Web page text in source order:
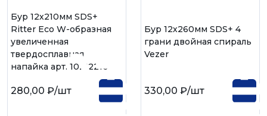
Бур 12х210мм SDS+
Ritter Eco W-образная
увеличенная
твердосплавная
напайка арт. 10212210
280,00 ₽/шт
Бур 12х260мм SDS+ 4
грани двойная спираль
Vezer
330,00 ₽/шт